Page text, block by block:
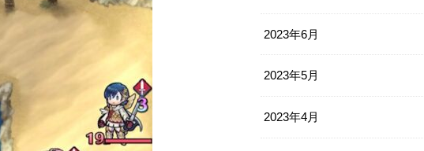
2023年6月
2023年5月
2023年4月